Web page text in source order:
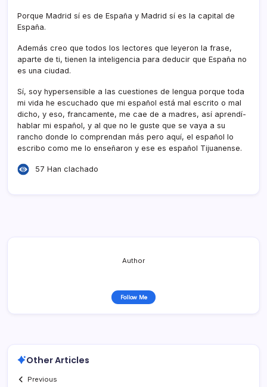
Porque Madrid sí­ es de España y Madrid sí­ es la capital de
España.
Además creo que todos los lectores que leyeron la frase,
aparte de ti, tienen la inteligencia para deducir que España no
es una ciudad.
Sí­, soy hypersensible a las cuestiones de lengua porque toda
mi vida he escuchado que mi español está mal escrito o mal
dicho, y eso, francamente, me cae de a madres, así­ aprendí­
hablar mi español, y al que no le guste que se vaya a su
rancho donde lo comprendan más pero aquí­, el español lo
escribo como me lo enseñaron y ese es español Tijuanense.
57 Han clachado
Author
Follow Me
Other Articles
Previous